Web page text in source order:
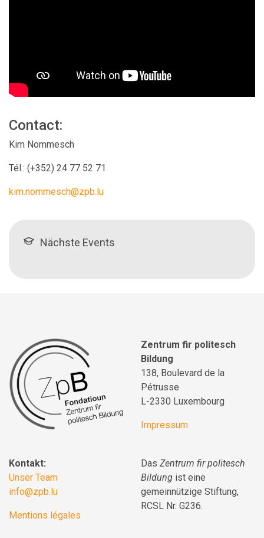
Contact:
Kim Nommesch
Tél.: (+352) 24 77 52 71
kim.nommesch@zpb.lu
Nächste Events
Zentrum fir politesch
Bildung
138, Boulevard de la
Pétrusse
L-2330 Luxembourg
Impressum
Kontakt:
Unser Team
info@zpb.lu
Mentions légales
Das Zentrum fir politesch
Bildung ist eine
gemeinnützige Stiftung,
RCSL Nr. G236.